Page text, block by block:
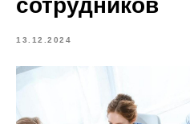
сотрудников
13.12.2024